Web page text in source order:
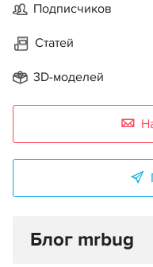
Подписчиков
Статей
3D-моделей
Блог mrbug